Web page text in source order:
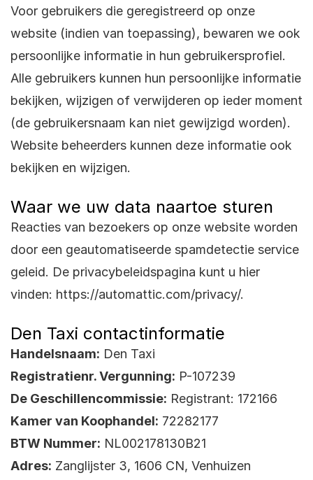
Voor gebruikers die geregistreerd op onze
website (indien van toepassing), bewaren we ook
persoonlijke informatie in hun gebruikersprofiel.
Alle gebruikers kunnen hun persoonlijke informatie
bekijken, wijzigen of verwijderen op ieder moment
(de gebruikersnaam kan niet gewijzigd worden).
Website beheerders kunnen deze informatie ook
bekijken en wijzigen.
Waar we uw data naartoe sturen
Reacties van bezoekers op onze website worden
door een geautomatiseerde spamdetectie service
geleid. De privacybeleidspagina kunt u hier
vinden: https://automattic.com/privacy/.
Den Taxi contactinformatie
Handelsnaam: Den Taxi
Registratienr. Vergunning: P-107239
De Geschillencommissie: Registrant: 172166
Kamer van Koophandel: 72282177
BTW Nummer: NL002178130B21
Adres: Zanglijster 3, 1606 CN, Venhuizen